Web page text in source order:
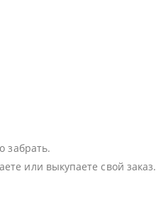
забрать.
или выкупаете свой заказ.